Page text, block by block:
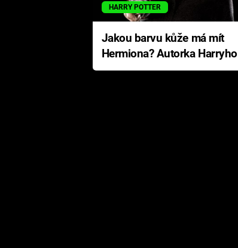
HARRY POTTER
Jakou barvu kůže má mít
Hermiona? Autorka Harryho
Pottera přišla s ráznou